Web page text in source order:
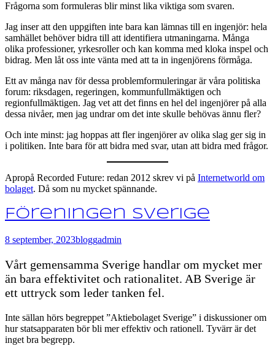
Frågorna som formuleras blir minst lika viktiga som svaren.
Jag inser att den uppgiften inte bara kan lämnas till en ingenjör: hela
samhället behöver bidra till att identifiera utmaningarna. Många
olika professioner, yrkesroller och kan komma med kloka inspel och
bidrag. Men låt oss inte vänta med att ta in ingenjörens förmåga.
Ett av många nav för dessa problemformuleringar är våra politiska
forum: riksdagen, regeringen, kommunfullmäktigen och
regionfullmäktigen. Jag vet att det finns en hel del ingenjörer på alla
dessa nivåer, men jag undrar om det inte skulle behövas ännu fler?
Och inte minst: jag hoppas att fler ingenjörer av olika slag ger sig in
i politiken. Inte bara för att bidra med svar, utan att bidra med frågor.
Apropå Recorded Future: redan 2012 skrev vi på Internetworld om
bolaget. Då som nu mycket spännande.
Föreningen Sverige
8 september, 2023bloggadmin
Vårt gemensamma Sverige handlar om mycket mer
än bara effektivitet och rationalitet. AB Sverige är
ett uttryck som leder tanken fel.
Inte sällan hörs begreppet ”Aktiebolaget Sverige” i diskussioner om
hur statsapparaten bör bli mer effektiv och rationell. Tyvärr är det
inget bra begrepp.